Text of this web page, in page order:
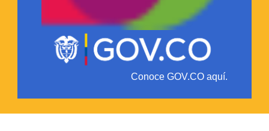
Conoce GOV.CO aquí.